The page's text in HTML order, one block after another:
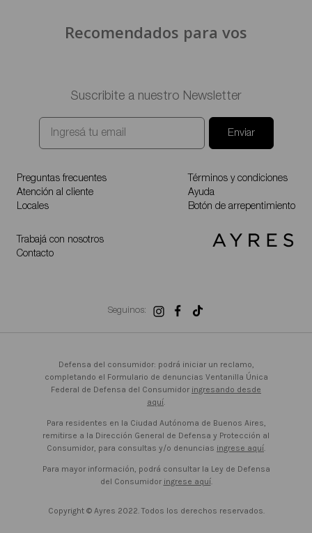
Recomendados para vos
Suscribite a nuestro Newsletter
Enviar
Preguntas frecuentes
Atención al cliente
Locales
Trabajá con nosotros
Contacto
Términos y condiciones
Ayuda
Botón de arrepentimiento
Seguinos:
Defensa del consumidor: podrá iniciar un reclamo,
completando el Formulario de denuncias Ventanilla Única
Federal de Defensa del Consumidor ingresando desde
aquí.
Para residentes en la Ciudad Autónoma de Buenos Aires,
remitirse a la Dirección General de Defensa y Protección al
Consumidor, para consultas y/o denuncias ingrese aquí.
Para mayor información, podrá consultar la Ley de Defensa
del Consumidor ingrese aquí.
Copyright © Ayres 2022. Todos los derechos reservados.